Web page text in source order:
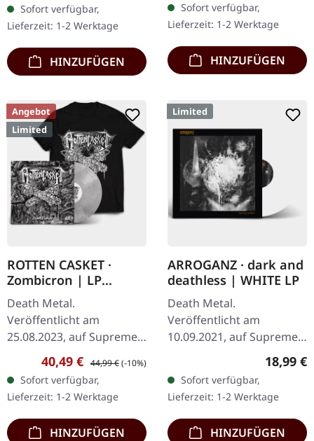
Sofort verfügbar,
Lieferzeit: 1-2 Werktage
HINZUFÜGEN
Dunkelgelb/Schwarz
marmoriertes Vinyl im
schweren Cover…
Sofort verfügbar,
Lieferzeit: 1-2 Werktage
HINZUFÜGEN
Angebot
Limited
ROTTEN CASKET ·
Zombicron | LP
BUNDLE
Death Metal.
Veröffentlicht am
25.08.2023, auf Supreme
Chaos Records.
EXKLUSIVES PREORDER
BUDNLE! Die ersten 50
nummerierten Exemplare
kommen mit…
Verkaufspreis:
40,49 € Regulärer Preis:
44,99 €(-10%)
Sofort verfügbar,
Lieferzeit: 1-2 Werktage
HINZUFÜGEN
Limited
ARROGANZ · dark and
deathless | WHITE LP
Death Metal.
Veröffentlicht am
10.09.2021, auf Supreme
Chaos Records. Weißes
Vinyl im schweren Cover
mit Insert. Limitiert auf
200 handnummerierte…
18,99 €
Sofort verfügbar,
Lieferzeit: 1-2 Werktage
HINZUFÜGEN